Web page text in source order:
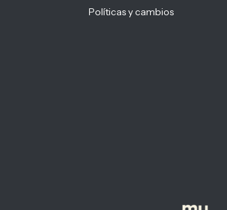
Políticas y cambios